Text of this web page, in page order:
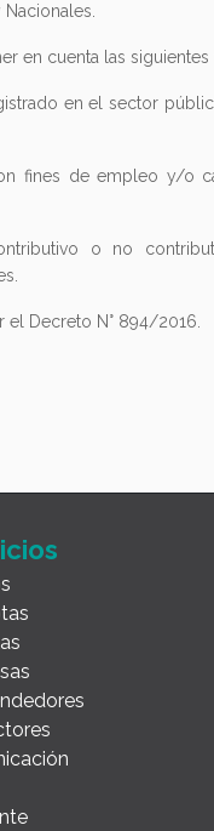
en cuenta las
en el sector
fines de empleo y/o
o no
el Decreto N° 894/2016.